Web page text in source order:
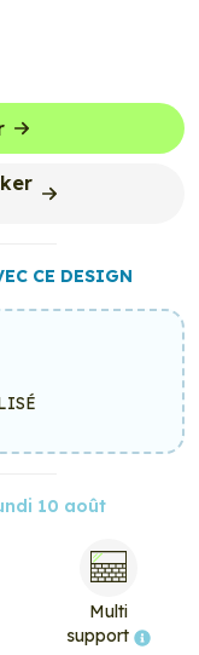
CE DESIGN
10 août
Multi
support